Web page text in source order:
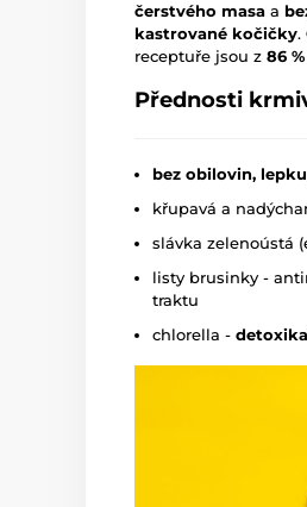
čerstvého masa a
kastrované kočičky.
receptuře jsou z 86
Přednosti
bez obilovin,
křupavá a
slávka zelenoústá
listy brusinky -
traktu
chlorella -